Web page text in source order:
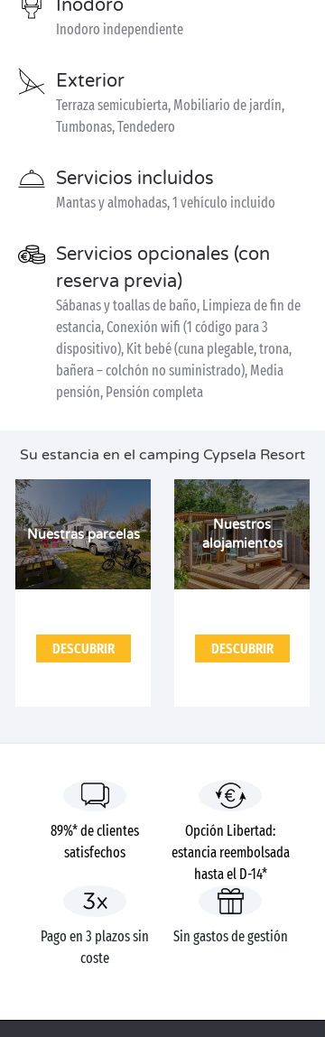
Inodoro
Inodoro independiente
Exterior
Terraza semicubierta, Mobiliario de jardín,
Tumbonas, Tendedero
Servicios incluidos
Mantas y almohadas, 1 vehículo incluido
Servicios opcionales (con
reserva previa)
Sábanas y toallas de baño, Limpieza de fin de
estancia, Conexión wifi (1 código para 3
dispositivo), Kit bebé (cuna plegable, trona,
bañera – colchón no suministrado), Media
pensión, Pensión completa
Su estancia en el camping Cypsela Resort
Nuestras parcelas
DESCUBRIR
Nuestros
alojamientos
DESCUBRIR
89%* de clientes
satisfechos
Opción Libertad:
estancia reembolsada
hasta el D-14*
Pago en 3 plazos sin
coste
Sin gastos de gestión